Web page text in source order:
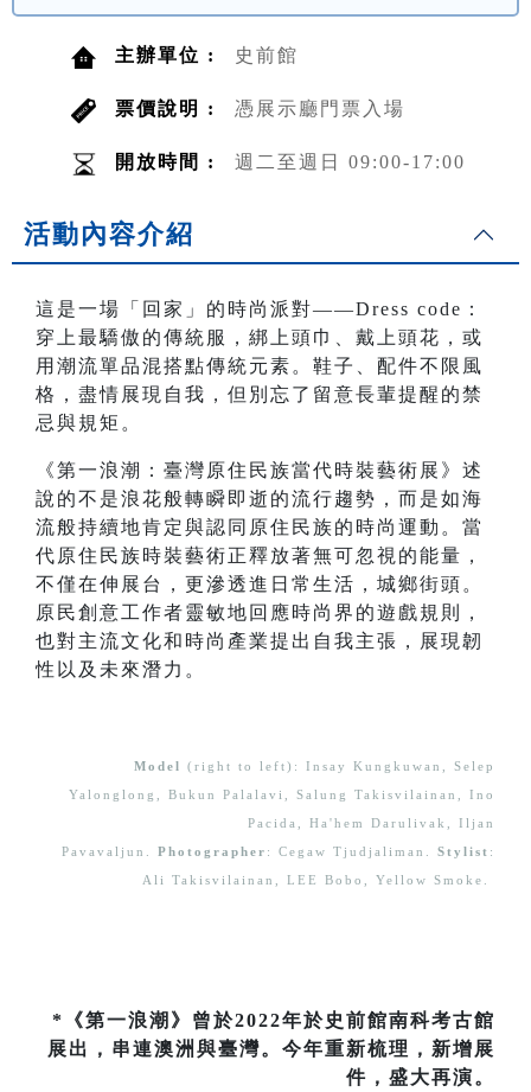
主辦單位 : 史前館
票價說明 : 憑展示廳門票入場
開放時間 : 週二至週日 09:00-17:00
活動內容介紹
這是一場「回家」的時尚派對——Dress code：
穿上最驕傲的傳統服，綁上頭巾、戴上頭花，或
用潮流單品混搭點傳統元素。鞋子、配件不限風
格，盡情展現自我，但別忘了留意長輩提醒的禁
忌與規矩。
《第一浪潮：臺灣原住民族當代時裝藝術展》述
說的不是浪花般轉瞬即逝的流行趨勢，而是如海
流般持續地肯定與認同原住民族的時尚運動。當
代原住民族時裝藝術正釋放著無可忽視的能量，
不僅在伸展台，更滲透進日常生活，城鄉街頭。
原民創意工作者靈敏地回應時尚界的遊戲規則，
也對主流文化和時尚產業提出自我主張，展現韌
性以及未來潛力。
Model (right to left): Insay Kungkuwan, Selep
Yalonglong, Bukun Palalavi, Salung Takisvilainan, Ino
Pacida, Ha'hem Darulivak, Iljan
Pavavaljun. Photographer : Cegaw Tjudjaliman. Stylist :
Ali Takisvilainan, LEE Bobo, Yellow Smoke.
*《第一浪潮》曾於2022年於史前館南科考古館
展出，串連澳洲與臺灣。今年重新梳理，新增展
件，盛大再演。